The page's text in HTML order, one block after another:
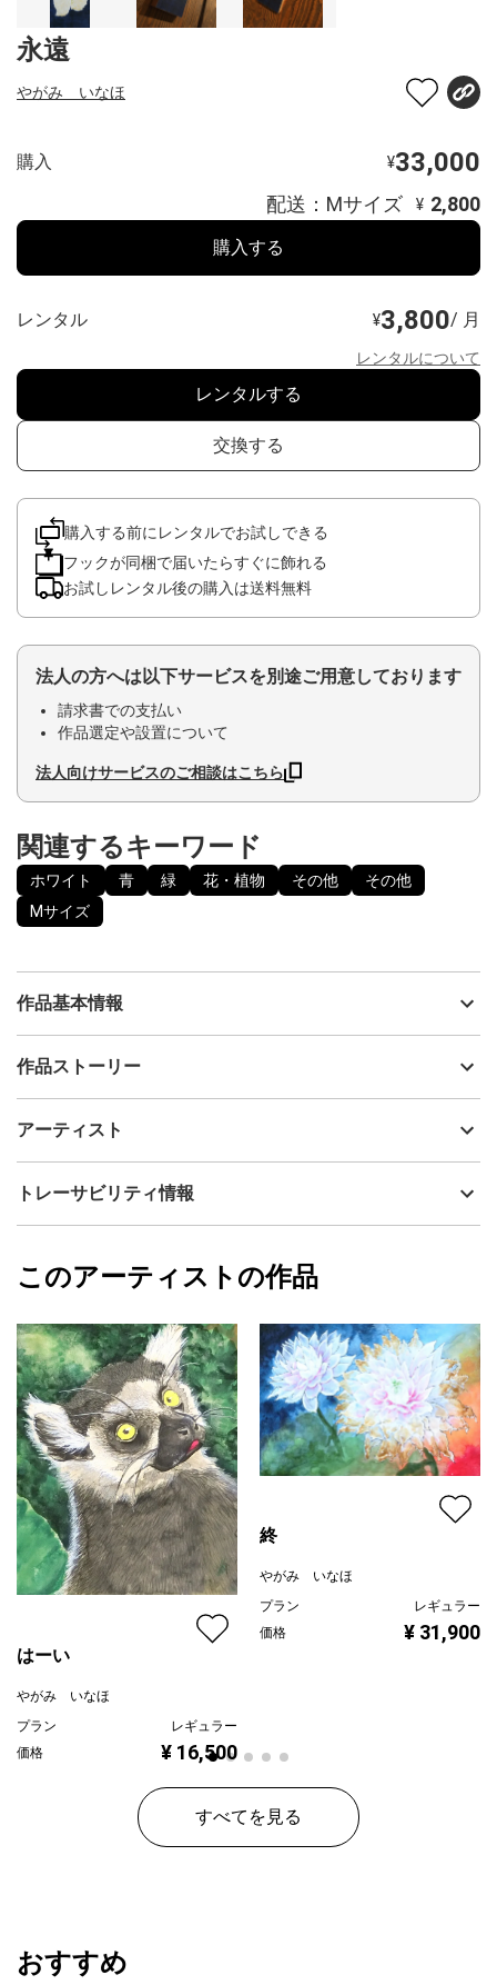
永遠
やがみ いなほ
購入 ¥33,000
配送：Mサイズ ¥ 2,800
購入する
レンタル ¥3,800/ 月
レンタルについて
レンタルする
交換する
購入する前にレンタルでお試しできる
フックが同梱で届いたらすぐに飾れる
お試しレンタル後の購入は送料無料
法人の方へは以下サービスを別途ご用意しております
請求書での支払い
作品選定や設置について
法人向けサービスのご相談はこちら
関連するキーワード
ホワイト 青 緑 花・植物 その他
その他
Mサイズ
作品基本情報
出品者
制作年
その他
カラー
ホワイト
ジャンル
花・植物
配送目安
二週間以内
作品ストーリー
そう思って、枯れても散らずに咲いた証を残すドライフラワーを
わる一枚になっています。
アーティスト
やがみ いなほ
フォローする
トレーサビリティ情報
やがみ いなほ
このアーティストの作品
はーい
やがみ いなほ
プラン
レギュラー
価格
¥ 16,500
終
やがみ いなほ
プラン
レギュラー
価格
¥ 31,900
すべてを見る
おすすめ